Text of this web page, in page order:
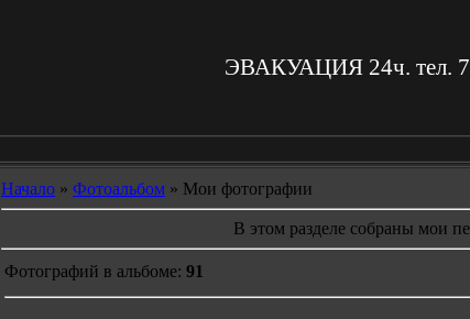
ЭВАКУАЦИЯ 24ч. тел.
Начало » Фотоальбом » Мои фотографии
В этом разделе собраны мои
Фотографий в альбоме: 91